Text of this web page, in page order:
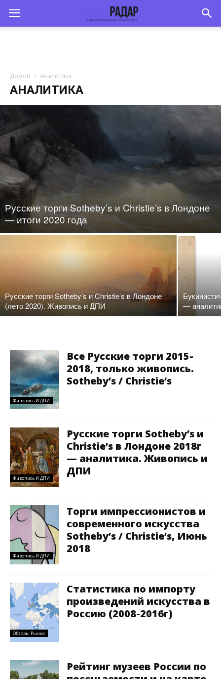
Домой Аналитика
АНАЛИТИКА
Русские торги Sotheby’s и Christie’s в Лондоне
— итоги 2020 года
Русские торги Sotheby’s и Christie’s в Лондоне
(лето 2020). Живопись и ДПИ
—
Живопись И ДПИ
Все Русские торги 2015-
2018, только живопись.
Sotheby’s / Christie’s
Живопись И ДПИ
Русские торги Sotheby’s и
Christie’s в Лондоне 2018г
— аналитика. Живопись и
ДПИ
Живопись И ДПИ
Торги импрессионистов и
современного искусства
Sotheby’s / Christie’s, Июнь
2018
Обзоры Рынка
Статистика по импорту
произведений искусства в
Россию (2008-2016г)
Рейтинг музеев России по